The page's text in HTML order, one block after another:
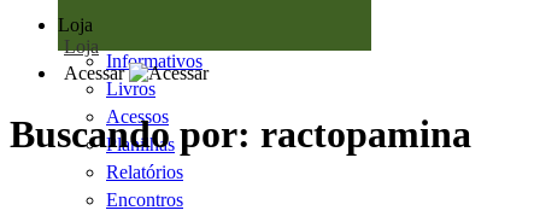
Loja
Loja
Informativos
Livros
Acessos
Planilhas
Relatórios
Encontros
Acessar
Buscando por: ractopamina